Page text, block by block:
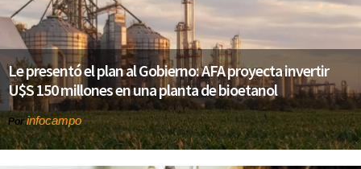
Le presentó el plan al Gobierno: AFA proyecta invertir
U$S 150 millones en una planta de bioetanol
Porinfocampo